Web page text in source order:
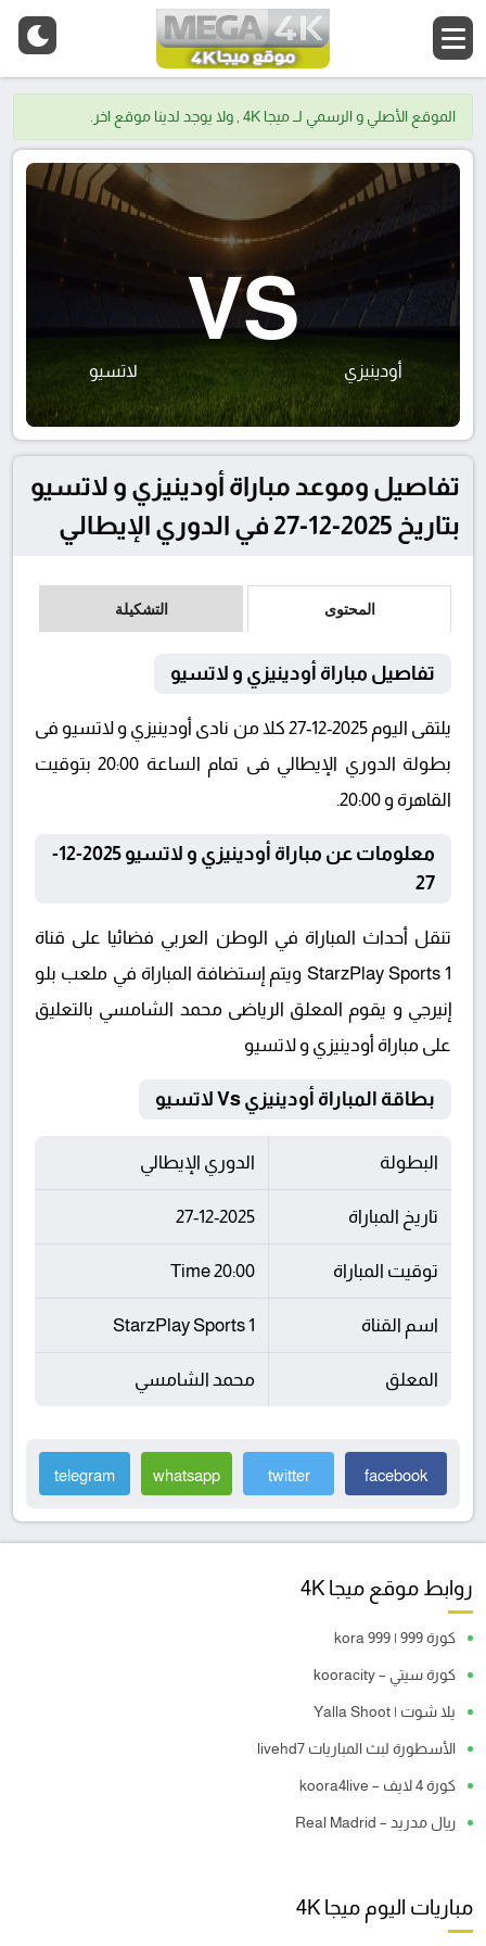
الموقع الأصلي و الرسمي لــ ميجا 4K , ولا يوجد لدينا موقع اخر.
أودينيزي
VS
لاتسيو
تفاصيل وموعد مباراة أودينيزي و لاتسيو
بتاريخ 2025-12-27 في الدوري الإيطالي
المحتوى التشكيلة
تفاصيل مباراة أودينيزي و لاتسيو
يلتقى اليوم 2025-12-27 كلا من نادى أودينيزي و لاتسيو فى
بطولة الدوري الإيطالي فى تمام الساعة 20:00 بتوقيت
القاهرة و 20:00.
معلومات عن مباراة أودينيزي و لاتسيو 2025-12-
27
تنقل أحداث المباراة في الوطن العربي فضائيا على قناة
StarzPlay Sports 1 ويتم إستضافة المباراة في ملعب بلو
إنيرجي و يقوم المعلق الرياضى محمد الشامسي بالتعليق
على مباراة أودينيزي و لاتسيو
بطاقة المباراة أودينيزي Vs لاتسيو
البطولة الدوري الإيطالي
تاريخ المباراة 27-12-2025
توقيت المباراة 20:00 Time
اسم القناة StarzPlay Sports 1
المعلق محمد الشامسي
facebook
twitter
whatsapp
telegram
روابط موقع ميجا 4K
كورة 999 | kora 999
كورة سيتي – kooracity
يلا شوت | Yalla Shoot
الأسطورة لبث المباريات livehd7
كورة 4 لايف – koora4live
ريال مدريد – Real Madrid
مباريات اليوم ميجا 4K